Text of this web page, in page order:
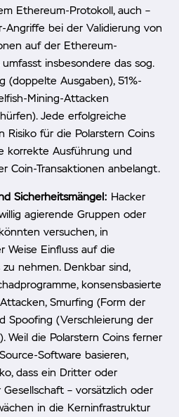
Ethereum-Protokoll, auch –
Angriffe bei der Validierung von
auf der Ethereum-
umfasst insbesondere das sog.
(doppelte Ausgaben), 51%-
Mining-Attacken
Jede erfolgreiche
Risiko für die Polarstern Coins
korrekte Ausführung und
Coin-Transaktionen anbelangt.
Sicherheitsmängel: Hacker
agierende Gruppen oder
versuchen, in
Weise Einfluss auf die
zu nehmen. Denkbar sind,
konsensbasierte
Smurfing (Form der
Spoofing (Verschleierung der
Weil die Polarstern Coins ferner
Software basieren,
dass ein Dritter oder
– vorsätzlich oder
in die Kerninfrastruktur